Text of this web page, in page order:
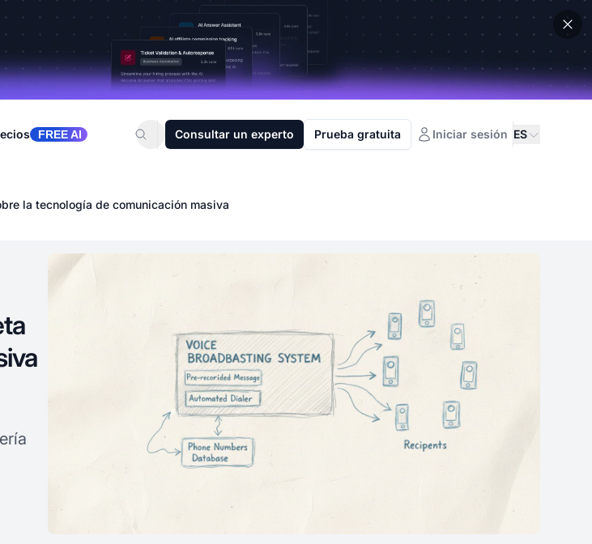
FREE AI Consultar un experto Prueba gratuita Iniciar sesión ES
la tecnología de comunicación masiva